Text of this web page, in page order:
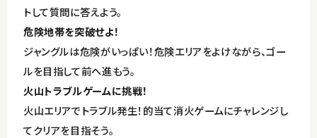
トして質問に答えよう。
危険地帯を突破せよ！
ジャングルは危険がいっぱい！危険エリアをよけながら、ゴー
ルを目指して前へ進もう。
火山トラブルゲームに挑戦！
火山エリアでトラブル発生！的当て消火ゲームにチャレンジし
てクリアを目指そう。